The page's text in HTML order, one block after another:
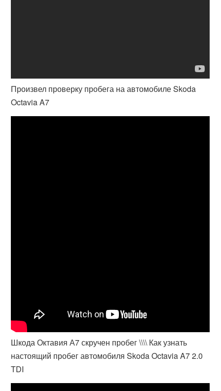
Произвел проверку пробега на автомобиле Skoda
Octavia A7
Шкода Октавия А7 скручен пробег \\\\ Как узнать
настоящий пробег автомобиля Skoda Octavia A7 2.0
TDI